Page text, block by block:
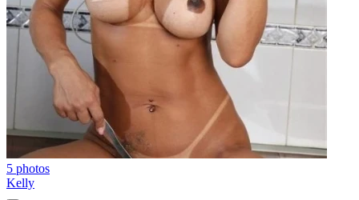
5 photos
Kelly